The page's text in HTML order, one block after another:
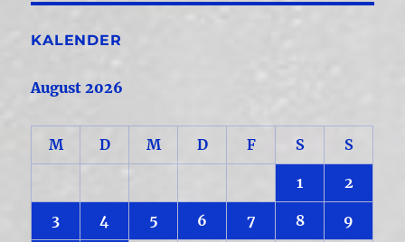
KALENDER
August 2026
M D M D F S S
1 2
3 4 5 6 7 8 9